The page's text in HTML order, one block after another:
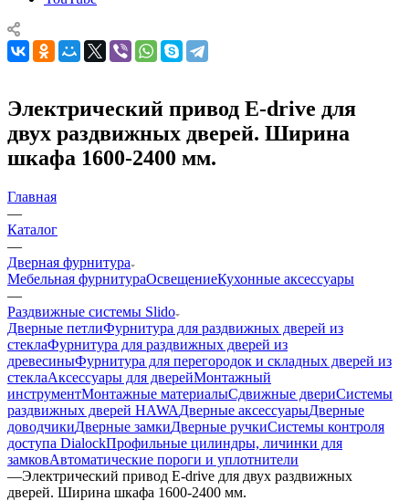
Электрический привод E-drive для
двух раздвижных дверей. Ширина
шкафа 1600-2400 мм.
Главная
—
Каталог
—
Дверная фурнитура
Мебельная фурнитураОсвещениеКухонные аксессуары
—
Раздвижные системы Slido
Дверные петлиФурнитура для раздвижных дверей из
стеклаФурнитура для раздвижных дверей из
древесиныФурнитура для перегородок и складных дверей из
стеклаАксессуары для дверейМонтажный
инструментМонтажные материалыСдвижные двериСистемы
раздвижных дверей HAWAДверные аксессуарыДверные
доводчикиДверные замкиДверные ручкиСистемы контроля
доступа DialockПрофильные цилиндры, личинки для
замковАвтоматические пороги и уплотнители
—Электрический привод E-drive для двух раздвижных
дверей. Ширина шкафа 1600-2400 мм.